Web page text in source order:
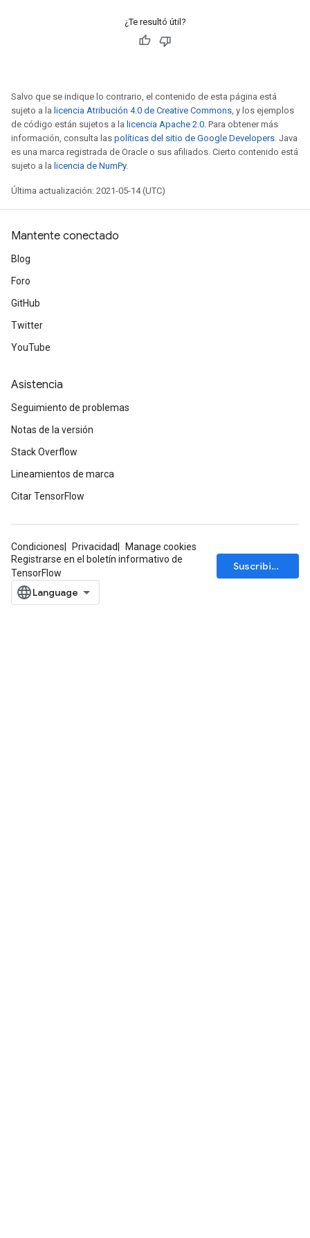
¿Te resultó útil?
Salvo que se indique lo contrario, el contenido de esta página está
sujeto a la licencia Atribución 4.0 de Creative Commons, y los ejemplos
de código están sujetos a la licencia Apache 2.0. Para obtener más
información, consulta las políticas del sitio de Google Developers. Java
es una marca registrada de Oracle o sus afiliados. Cierto contenido está
sujeto a la licencia de NumPy.
Última actualización: 2021-05-14 (UTC)
Mantente conectado
Blog
Foro
GitHub
Twitter
YouTube
Asistencia
Seguimiento de problemas
Notas de la versión
Stack Overflow
Lineamientos de marca
Citar TensorFlow
Condiciones Privacidad
Manage cookies
Registrarse en el boletín informativo de
TensorFlow
Suscribirse